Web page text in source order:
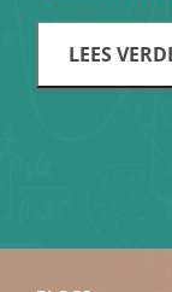
LEES